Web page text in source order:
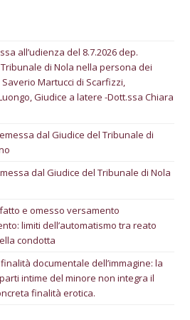
all’udienza del 8.7.2026 dep.
Tribunale di Nola nella persona dei
Martucci di Scarfizzi,
Giudice a latere -Dott.ssa Chiara
emessa dal Giudice del Tribunale di
dal Giudice del Tribunale di Nola
e omesso versamento
limiti dell’automatismo tra reato
condotta
documentale dell’immagine: la
intime del minore non integra il
finalità erotica.